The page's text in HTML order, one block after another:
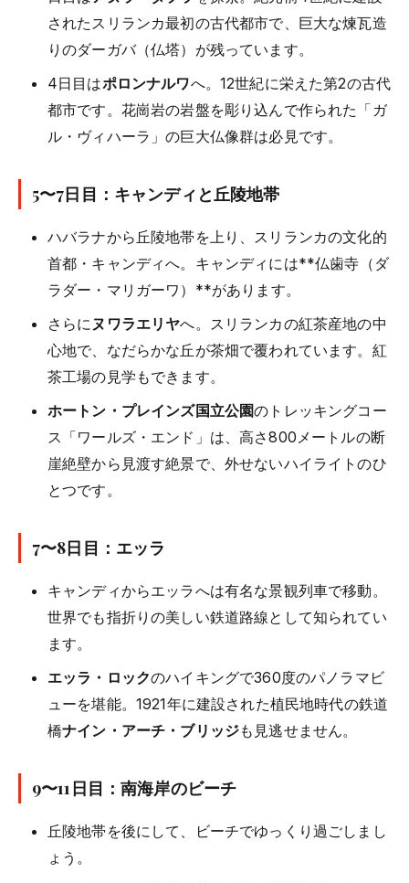
されたスリランカ最初の古代都市で、巨大な煉瓦造
りのダーガバ（仏塔）が残っています。
4日目はポロンナルワへ。12世紀に栄えた第2の古代
都市です。花崗岩の岩盤を彫り込んで作られた「ガ
ル・ヴィハーラ」の巨大仏像群は必見です。
5〜7日目：キャンディと丘陵地帯
ハバラナから丘陵地帯を上り、スリランカの文化的
首都・キャンディへ。キャンディには**仏歯寺（ダ
ラダー・マリガーワ）**があります。
さらにヌワラエリヤへ。スリランカの紅茶産地の中
心地で、なだらかな丘が茶畑で覆われています。紅
茶工場の見学もできます。
ホートン・プレインズ国立公園のトレッキングコー
ス「ワールズ・エンド」は、高さ800メートルの断
崖絶壁から見渡す絶景で、外せないハイライトのひ
とつです。
7〜8日目：エッラ
キャンディからエッラへは有名な景観列車で移動。
世界でも指折りの美しい鉄道路線として知られてい
ます。
エッラ・ロックのハイキングで360度のパノラマビ
ューを堪能。1921年に建設された植民地時代の鉄道
橋ナイン・アーチ・ブリッジも見逃せません。
9〜11日目：南海岸のビーチ
丘陵地帯を後にして、ビーチでゆっくり過ごしまし
ょう。